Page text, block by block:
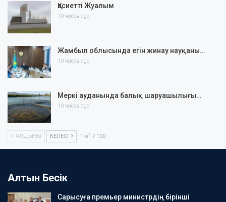
Қасиетті Жуалым
10 часов ago
Жамбыл облысында егін жинау науқаны…
10 часов ago
Меркі ауданында балық шаруашылығы…
10 часов ago
АЛДЫҢҒЫ КЕЛЕСІ 1 of 7 100
Алтын Бесік
Сарысуға премьер министрдің бірінші